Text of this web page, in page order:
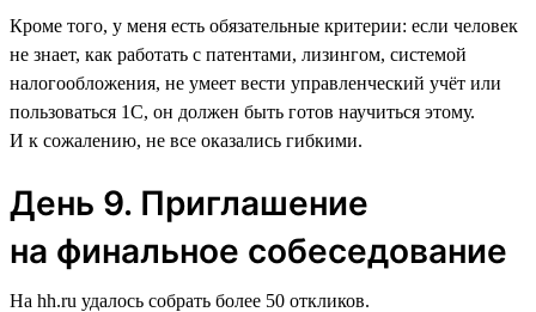
Кроме того, у меня есть обязательные критерии: если человек
не знает, как работать с патентами, лизингом, системой
налогообложения, не умеет вести управленческий учёт или
пользоваться 1C, он должен быть готов научиться этому.
И к сожалению, не все оказались гибкими.
День 9. Приглашение
на финальное собеседование
На hh.ru удалось собрать более 50 откликов.